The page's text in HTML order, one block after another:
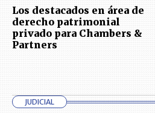
Los destacados en área de
derecho patrimonial
privado para Chambers &
Partners
JUDICIAL